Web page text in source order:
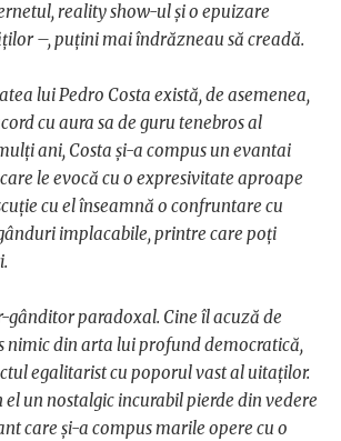
reality show-ul și o epuizare
–, puțini mai îndrăzneau să creadă.
lui Pedro Costa există, de asemenea,
cu aura sa de guru tenebros al
ani, Costa și-a compus un evantai
le evocă cu o expresivitate aproape
cu el înseamnă o confruntare cu
implacabile, printre care poți
gânditor paradoxal. Cine îl acuză de
nimic din arta lui profund democratică,
egalitarist cu poporul vast al uitaților.
el un nostalgic incurabil pierde din vedere
care și-a compus marile opere cu o